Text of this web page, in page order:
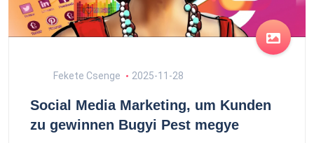
Fekete Csenge 2025-11-28
Social Media Marketing, um Kunden
zu gewinnen Bugyi Pest megye